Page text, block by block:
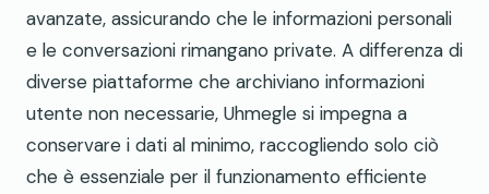
avanzate, assicurando che le informazioni personali
e le conversazioni rimangano private. A differenza di
diverse piattaforme che archiviano informazioni
utente non necessarie, Uhmegle si impegna a
conservare i dati al minimo, raccogliendo solo ciò
che è essenziale per il funzionamento efficiente